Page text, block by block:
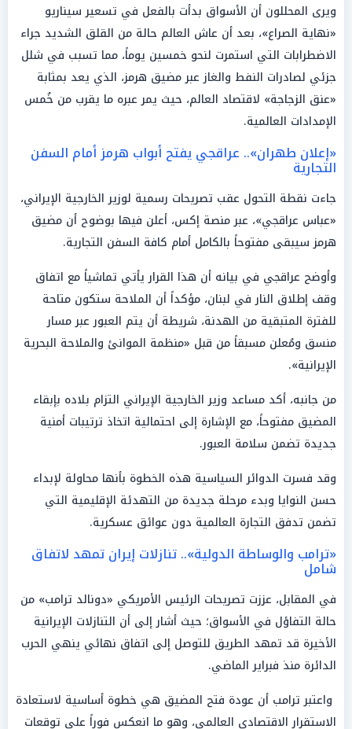
ويرى المحللون أن الأسواق بدأت بالفعل في تسعير سيناريو
«نهاية الصراع»، بعد أن عاش العالم حالة من القلق الشديد جراء
الاضطرابات التي استمرت لنحو خمسين يوماً، مما تسبب في شلل
جزئي لصادرات النفط والغاز عبر مضيق هرمز، الذي يعد بمثابة
«عنق الزجاجة» لاقتصاد العالم، حيث يمر عبره ما يقرب من خُمس
الإمدادات العالمية.
«إعلان طهران».. عراقجي يفتح أبواب هرمز أمام السفن
التجارية
جاءت نقطة التحول عقب تصريحات رسمية لوزير الخارجية الإيراني،
«عباس عراقجي»، عبر منصة إكس، أعلن فيها بوضوح أن مضيق
هرمز سيبقى مفتوحاً بالكامل أمام كافة السفن التجارية.
وأوضح عراقجي في بيانه أن هذا القرار يأتي تماشياً مع اتفاق
وقف إطلاق النار في لبنان، مؤكداً أن الملاحة ستكون متاحة
للفترة المتبقية من الهدنة، شريطة أن يتم العبور عبر مسار
منسق ومُعلن مسبقاً من قبل «منظمة الموانئ والملاحة البحرية
الإيرانية».
من جانبه، أكد مساعد وزير الخارجية الإيراني التزام بلاده بإبقاء
المضيق مفتوحاً، مع الإشارة إلى احتمالية اتخاذ ترتيبات أمنية
جديدة تضمن سلامة العبور.
وقد فسرت الدوائر السياسية هذه الخطوة بأنها محاولة لإبداء
حسن النوايا وبدء مرحلة جديدة من التهدئة الإقليمية التي
تضمن تدفق التجارة العالمية دون عوائق عسكرية.
«ترامب والوساطة الدولية».. تنازلات إيران تمهد لاتفاق
شامل
في المقابل، عززت تصريحات الرئيس الأمريكي «دونالد ترامب» من
حالة التفاؤل في الأسواق؛ حيث أشار إلى أن التنازلات الإيرانية
الأخيرة قد تمهد الطريق للتوصل إلى اتفاق نهائي ينهي الحرب
الدائرة منذ فبراير الماضي.
واعتبر ترامب أن عودة فتح المضيق هي خطوة أساسية لاستعادة
الاستقرار الاقتصادي العالمي، وهو ما انعكس فوراً على توقعات